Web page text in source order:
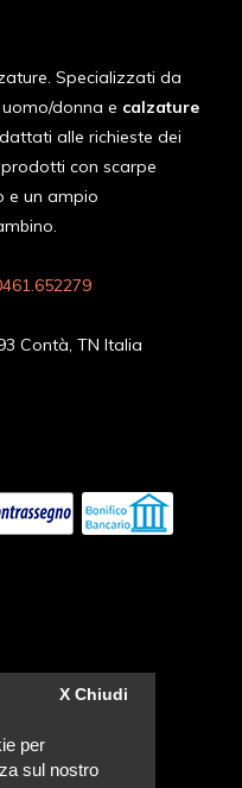
per
sul nostro
X Chiudi
Specializzati da
uomo/donna e calzature
alle richieste dei
con scarpe
e un ampio
Contà, TN Italia